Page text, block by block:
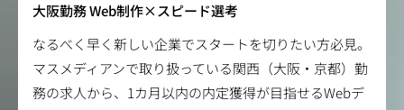
大阪勤務 Web制作×スピード選考
なるべく早く新しい企業でスタートを切りたい方必見。
マスメディアンで取り扱っている関西（大阪・京都）勤
務の求人から、1カ月以内の内定獲得が目指せるWebデ